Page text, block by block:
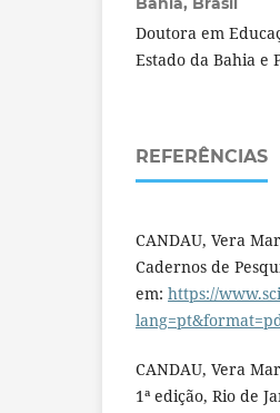
Doutora em
Estado da Bahia e
REFERÊNCIAS
CANDAU, Vera
Cadernos de
em: https://
CANDAU, Vera
1ª edição, Rio de